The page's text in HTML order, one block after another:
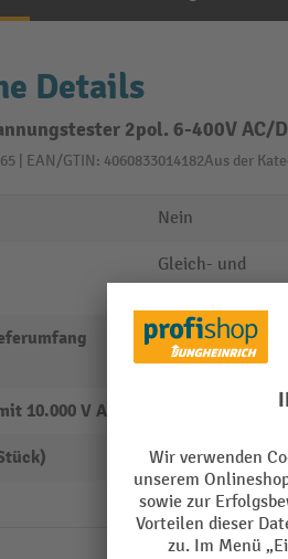
Details
2pol. 6-400V AC/
| EAN/GTIN: 4060833014182Aus der
Nein
Gleich- und
Nein
10.000 V AC
1 tlg.
GEDORE